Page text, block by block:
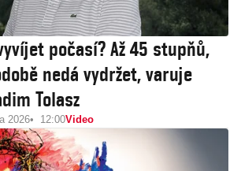
počasí? Až 45 stupňů,
nedá vydržet, varuje
Tolasz
2026 12:00Video